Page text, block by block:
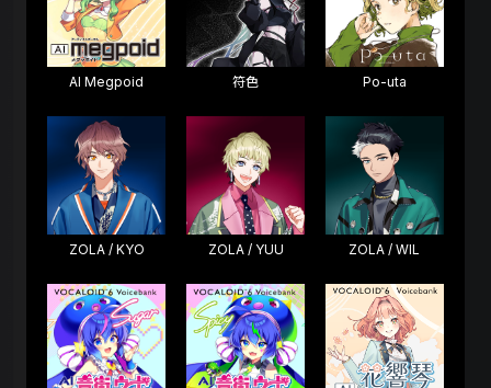
AI Megpoid 符色 Po-uta
ZOLA / KYO ZOLA / YUU ZOLA / WIL